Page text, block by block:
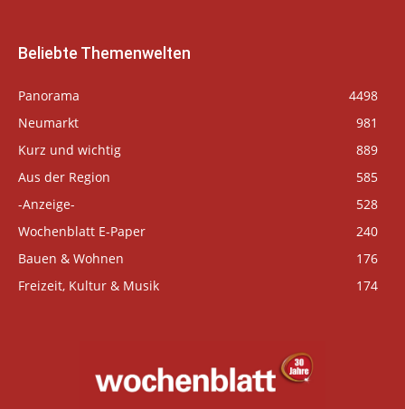
Beliebte Themenwelten
Panorama
4498
Neumarkt
981
Kurz und wichtig
889
Aus der Region
585
-Anzeige-
528
Wochenblatt E-Paper
240
Bauen & Wohnen
176
Freizeit, Kultur & Musik
174